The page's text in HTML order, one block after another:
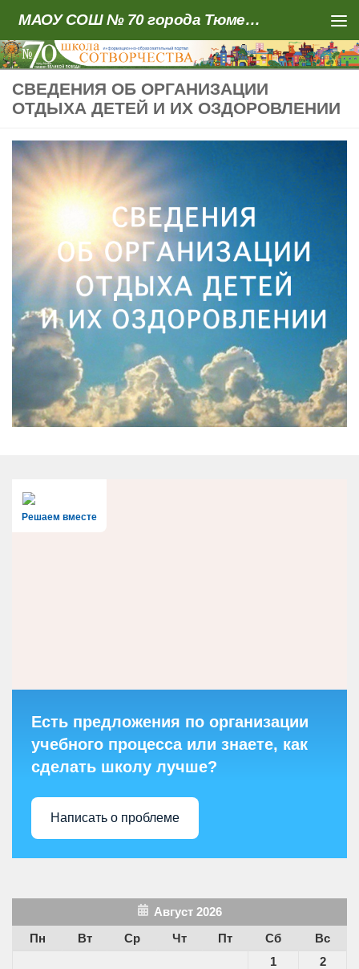
Skip to content МАОУ СОШ № 70 города Тюмени
СВЕДЕНИЯ ОБ ОРГАНИЗАЦИИ
ОТДЫХА ДЕТЕЙ И ИХ ОЗДОРОВЛЕНИИ
Решаем вместе
Есть предложения по организации
учебного процесса или знаете, как
сделать школу лучше?
Написать о проблеме
Август 2026
Пн
Вт Ср Чт Пт Сб
Вс
1
2